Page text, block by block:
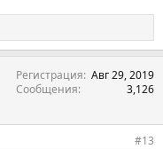
Регистрация Авг 29, 2019
Сообщения
3,126
#13